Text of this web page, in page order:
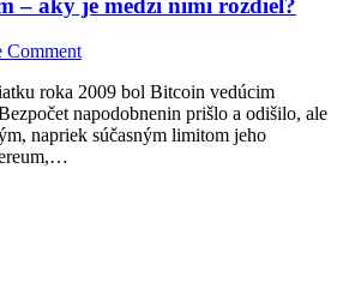
Comment
roka 2009 bol Bitcoin vedúcim
napodobnenin prišlo a odišilo, ale
napriek súčasným limitom jeho